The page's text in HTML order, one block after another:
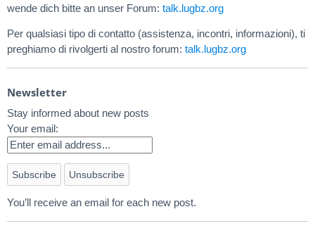
wende dich bitte an unser Forum: talk.lugbz.org
Per qualsiasi tipo di contatto (assistenza, incontri, informazioni), ti
preghiamo di rivolgerti al nostro forum: talk.lugbz.org
Newsletter
Stay informed about new posts
Your email:
You’ll receive an email for each new post.